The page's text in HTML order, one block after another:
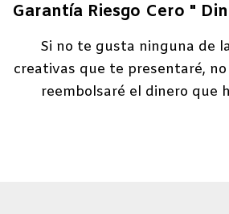
Garantía Riesgo Cero "
Si no te gusta ninguna de
creativas que te presentaré,
reembolsaré el dinero que